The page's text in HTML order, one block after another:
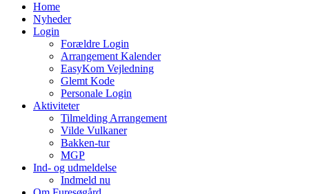
Home
Nyheder
Login
Forældre Login
Arrangement Kalender
EasyKom Vejledning
Glemt Kode
Personale Login
Aktiviteter
Tilmelding Arrangement
Vilde Vulkaner
Bakken-tur
MGP
Ind- og udmeldelse
Indmeld nu